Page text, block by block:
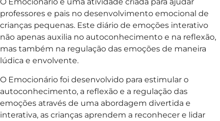
O Emocionário é uma atividade criada para ajudar
professores e pais no desenvolvimento emocional de
crianças pequenas. Este diário de emoções interativo
não apenas auxilia no autoconhecimento e na reflexão,
mas também na regulação das emoções de maneira
lúdica e envolvente.
O Emocionário foi desenvolvido para estimular o
autoconhecimento, a reflexão e a regulação das
emoções através de uma abordagem divertida e
interativa, as crianças aprendem a reconhecer e lidar